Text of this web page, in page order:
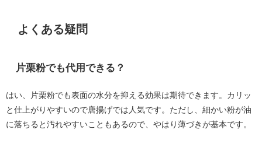
よくある疑問
片栗粉でも代用できる？
はい、片栗粉でも表面の水分を抑える効果は期待できます。カリッ
と仕上がりやすいので唐揚げでは人気です。ただし、細かい粉が油
に落ちると汚れやすいこともあるので、やはり薄づきが基本です。